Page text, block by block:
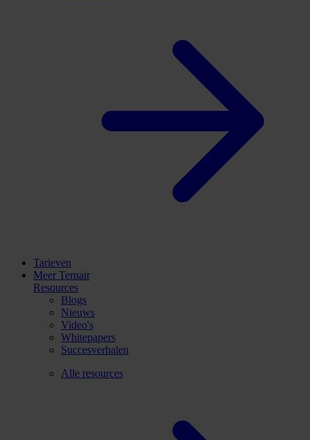
Tarieven
Meer Ternair
Resources
Blogs
Nieuws
Video's
Whitepapers
Succesverhalen
Alle resources